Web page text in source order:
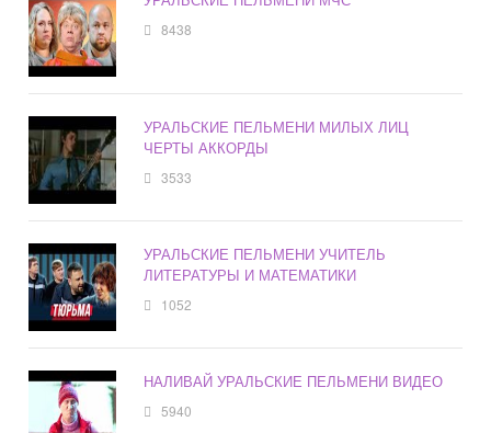
8438
УРАЛЬСКИЕ ПЕЛЬМЕНИ МИЛЫХ ЛИЦ
ЧЕРТЫ АККОРДЫ
3533
УРАЛЬСКИЕ ПЕЛЬМЕНИ УЧИТЕЛЬ
ЛИТЕРАТУРЫ И МАТЕМАТИКИ
1052
НАЛИВАЙ УРАЛЬСКИЕ ПЕЛЬМЕНИ ВИДЕО
5940